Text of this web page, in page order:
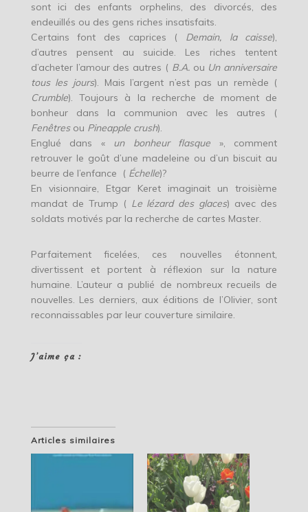
sont ici des enfants orphelins, des divorcés, des
endeuillés ou des gens riches insatisfaits.
Certains font des caprices ( Demain, la caisse),
d’autres pensent au suicide. Les riches tentent
d’acheter l’amour des autres ( B.A.ou Un anniversaire
tous les jours). Mais l’argent n’est pas un remède (
Crumble). Toujours à la recherche de moment de
bonheur dans la communion avec les autres (
Fenêtresou Pineapple crush).
Englué dans « un bonheur flasque », comment
retrouver le goût d’une madeleine ou d’un biscuit au
beurre de l’enfance ( Échelle)?
En visionnaire, Etgar Keret imaginait un troisième
mandat de Trump ( Le lézard des glaces) avec des
soldats motivés par la recherche de cartes Master.
Parfaitement ficelées, ces nouvelles étonnent,
divertissent et portent à réflexion sur la nature
humaine. L’auteur a publié de nombreux recueils de
nouvelles. Les derniers, aux éditions de l’Olivier, sont
reconnaissables par leur couverture similaire.
J’aime ça :
Articles similaires